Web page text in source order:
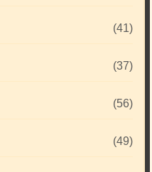
(41)
(37)
(56)
(49)